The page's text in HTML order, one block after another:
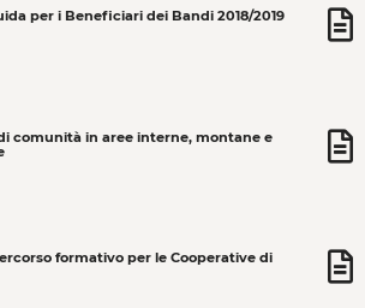
per i Beneficiari dei Bandi 2018/2019
comunità in aree interne, montane e
formativo per le Cooperative di